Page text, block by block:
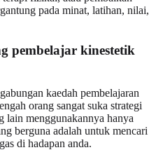
pada minat, latihan, nilai,
pembelajar kinestetik
kaedah pembelajaran
orang sangat suka strategi
lain menggunakannya hanya
berguna adalah untuk mencari
di hadapan anda.